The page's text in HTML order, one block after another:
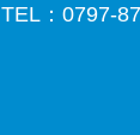
TEL：0797-